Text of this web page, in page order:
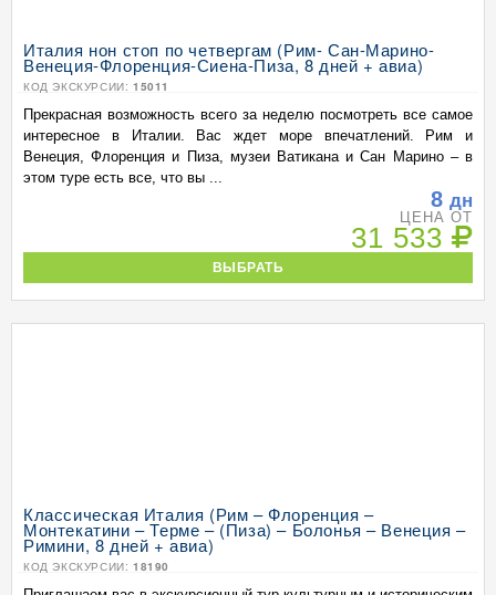
Италия нон стоп по четвергам (Рим- Сан-Марино-
Венеция-Флоренция-Сиена-Пиза, 8 дней + авиа)
КОД ЭКСКУРСИИ: 15011
Прекрасная возможность всего за неделю посмотреть все самое
интересное в Италии. Вас ждет море впечатлений. Рим и
Венеция, Флоренция и Пиза, музеи Ватикана и Сан Марино – в
этом туре есть все, что вы ...
8 дн
ЦЕНА ОТ
31 533
ВЫБРАТЬ
Классическая Италия (Рим – Флоренция –
Монтекатини – Терме – (Пиза) – Болонья – Венеция –
Римини, 8 дней + авиа)
КОД ЭКСКУРСИИ: 18190